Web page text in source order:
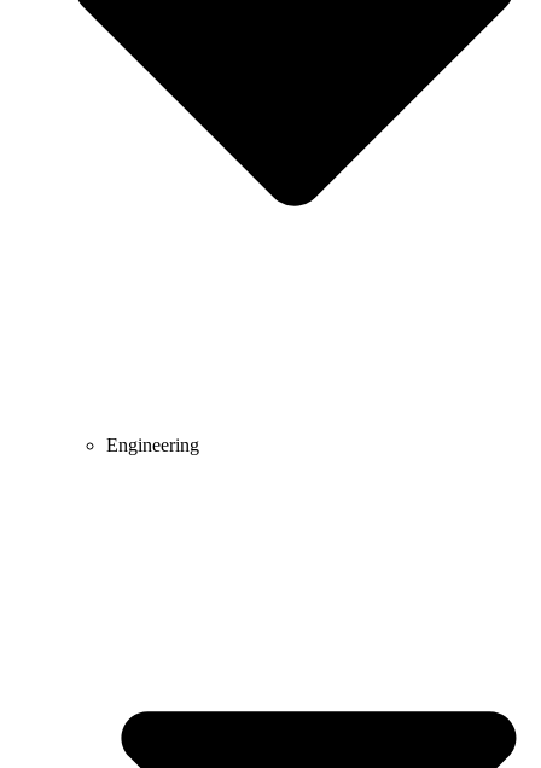
Engineering